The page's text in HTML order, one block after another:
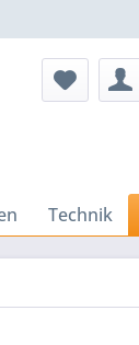
Technik